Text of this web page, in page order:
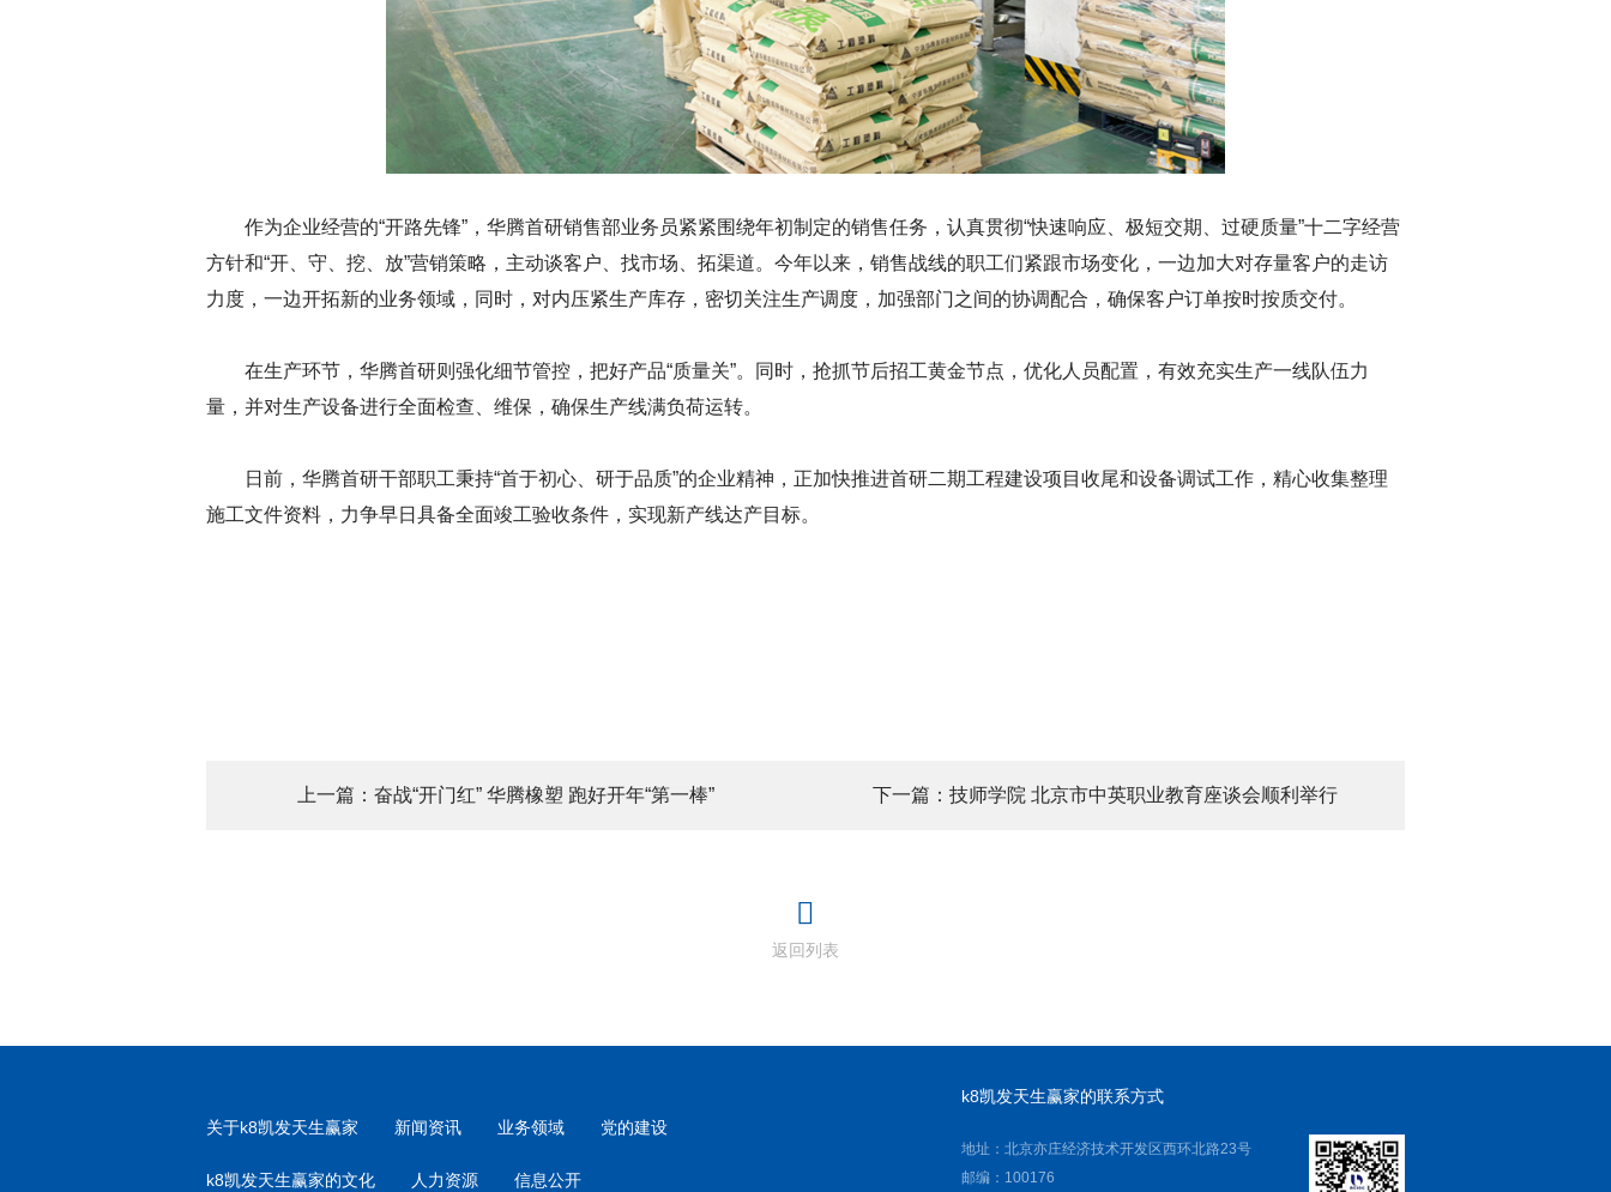
作为企业经营的“开路先锋”，华腾首研销售部业务员紧紧围绕年初制定的销售任务，认真贯彻“快速响应、极短交期、过硬质量”十二字经营
方针和“开、守、挖、放”营销策略，主动谈客户、找市场、拓渠道。今年以来，销售战线的职工们紧跟市场变化，一边加大对存量客户的走访
力度，一边开拓新的业务领域，同时，对内压紧生产库存，密切关注生产调度，加强部门之间的协调配合，确保客户订单按时按质交付。
在生产环节，华腾首研则强化细节管控，把好产品“质量关”。同时，抢抓节后招工黄金节点，优化人员配置，有效充实生产一线队伍力
量，并对生产设备进行全面检查、维保，确保生产线满负荷运转。
日前，华腾首研干部职工秉持“首于初心、研于品质”的企业精神，正加快推进首研二期工程建设项目收尾和设备调试工作，精心收集整理
施工文件资料，力争早日具备全面竣工验收条件，实现新产线达产目标。
上一篇：奋战“开门红” 华腾橡塑 跑好开年“第一棒” 下一篇：技师学院 北京市中英职业教育座谈会顺利举行
返回列表
关于k8凯发天生赢家 新闻资讯 业务领域 党的建设
k8凯发天生赢家的文化 人力资源 信息公开
k8凯发天生赢家的联系方式
地址：北京亦庄经济技术开发区西环北路23号
邮编：100176